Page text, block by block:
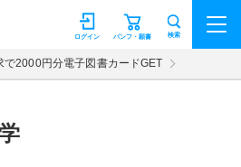
パンフ・願書
ログイン 検索
で2000円分電子図書カードGET